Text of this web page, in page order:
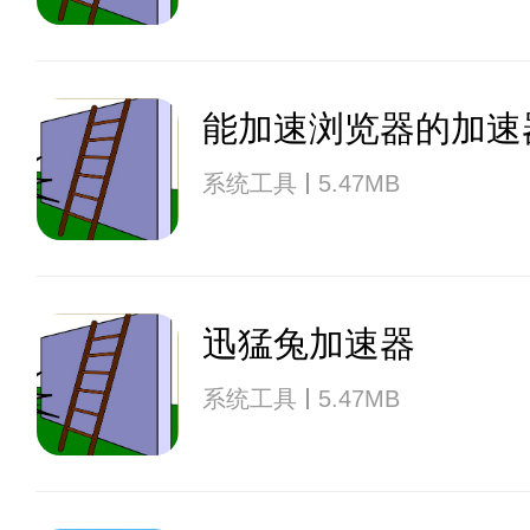
能加速浏览器的加速
系统工具 5.47MB
迅猛兔加速器
系统工具 5.47MB